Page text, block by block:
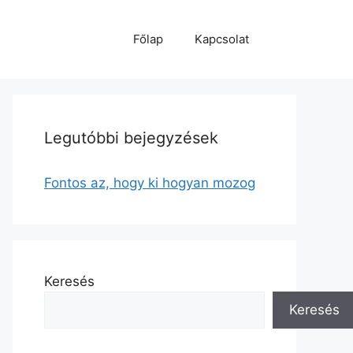
Főlap Kapcsolat
Legutóbbi bejegyzések
Fontos az, hogy ki hogyan mozog
Keresés
Keresés